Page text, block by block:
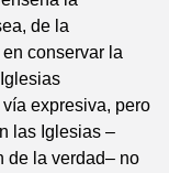
de la
conservar la
expresiva, pero
las Iglesias –
de la verdad– no